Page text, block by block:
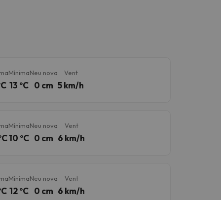
Mínima
13 ºC
Neu nova
0 cm
Vent
5 km/h
Mínima
10 ºC
Neu nova
0 cm
Vent
6 km/h
Mínima
12 ºC
Neu nova
0 cm
Vent
6 km/h